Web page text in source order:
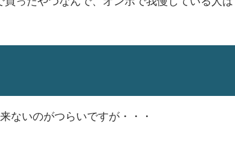
ないのがつらいですが・・・